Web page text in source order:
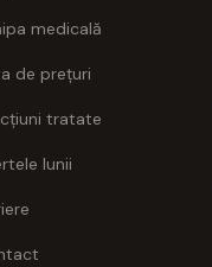
medicală
de prețuri
tratate
lunii